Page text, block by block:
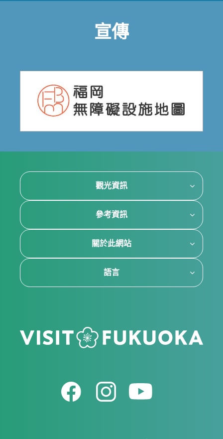
宣傳
觀光資訊
參考資訊
關於此網站
語言